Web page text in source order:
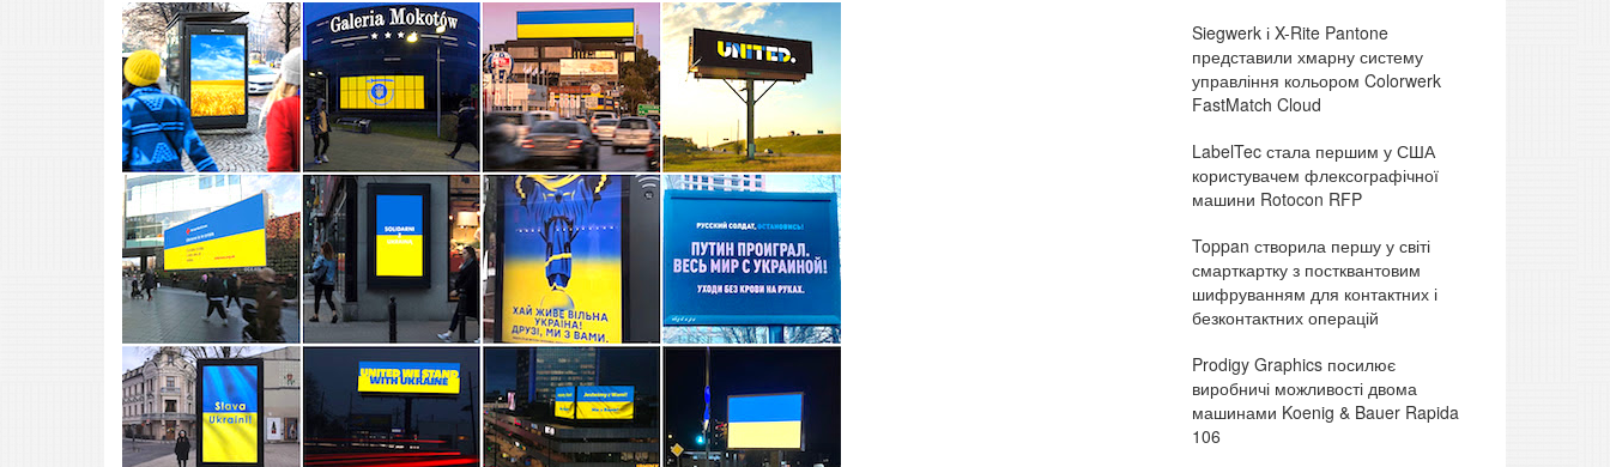
Siegwerk і X-Rite Pantone
представили хмарну систему
управління кольором Colorwerk
FastMatch Cloud
LabelTec стала першим у США
користувачем флексографічної
машини Rotocon RFP
Toppan створила першу у світі
смарткартку з постквантовим
шифруванням для контактних і
безконтактних операцій
Prodigy Graphics посилює
виробничі можливості двома
машинами Koenig & Bauer Rapida
106